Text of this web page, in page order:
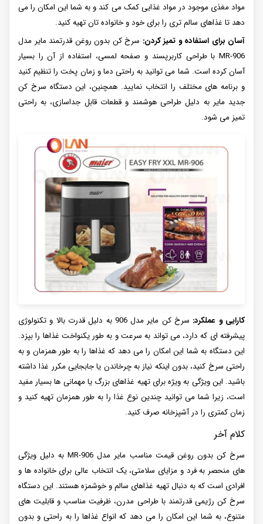
مواد مغذی موجود در مواد غذایی کمک می کند و به شما این امکان را می
دهد تا غذاهای سالم تری را برای خود و خانواده تان تهیه کنید.
آسان برای استفاده و تمیز کردن: سرخ کن بدون روغن قدرتمند مایر مدل
MR-906 با طراحی کاربرپسند و صفحه لمسی، استفاده از آن را بسیار
آسان کرده است. شما می توانید به راحتی دما و زمان پخت را تنظیم کنید
و برنامه های مختلف را انتخاب نمایید. همچنین، این دستگاه سرخ کن
جدید مایر به دلیل طراحی هوشمند و قطعات قابل جداسازی، به راحتی
تمیز می شود.
کارایی و عملکرد:
سرخ کن مایر مدل 906 به دلیل قدرت بالا و تکنولوژی
پیشرفته ای که دارد، می تواند به سرعت و به طور یکنواخت غذاها را بپزد.
این دستگاه به شما این امکان را می دهد که غذاها را به طور همزمان و به
راحتی سرخ کنید، بدون اینکه نیاز به چرخاندن یا جابجایی مکرر غذا داشته
باشید. این ویژگی به ویژه برای تهیه غذاهای بزرگ یا مهمانی ها بسیار مفید
است، زیرا شما می توانید چندین نوع غذا را به طور همزمان تهیه کنید و
زمان کمتری را در آشپزخانه صرف کنید.
کلام آخر
سرخ کن بدون روغن قیمت مناسب مایر مدل MR-906 به دلیل ویژگی
های منحصر به فرد و مزایای سلامتی، یک انتخاب عالی برای خانواده ها و
افرادی است که به دنبال تهیه غذاهای سالم و خوشمزه هستند. این دستگاه
سرخ کن رژیمی قدرتمند با طراحی مدرن، ظرفیت مناسب و قابلیت های
متنوع، به شما این امکان را می دهد که انواع غذاها را به راحتی و بدون